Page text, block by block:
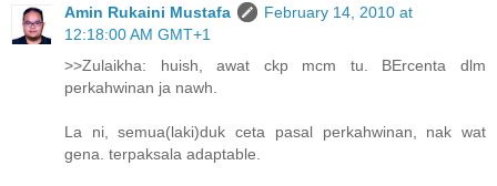
Amin Rukaini Mustafa
February 14, 2010 at
12:18:00 AM GMT+1
>>Zulaikha: huish, awat ckp mcm tu. BErcenta dlm
perkahwinan ja nawh.
La ni, semua(laki)duk ceta pasal perkahwinan, nak wat
gena. terpaksala adaptable.